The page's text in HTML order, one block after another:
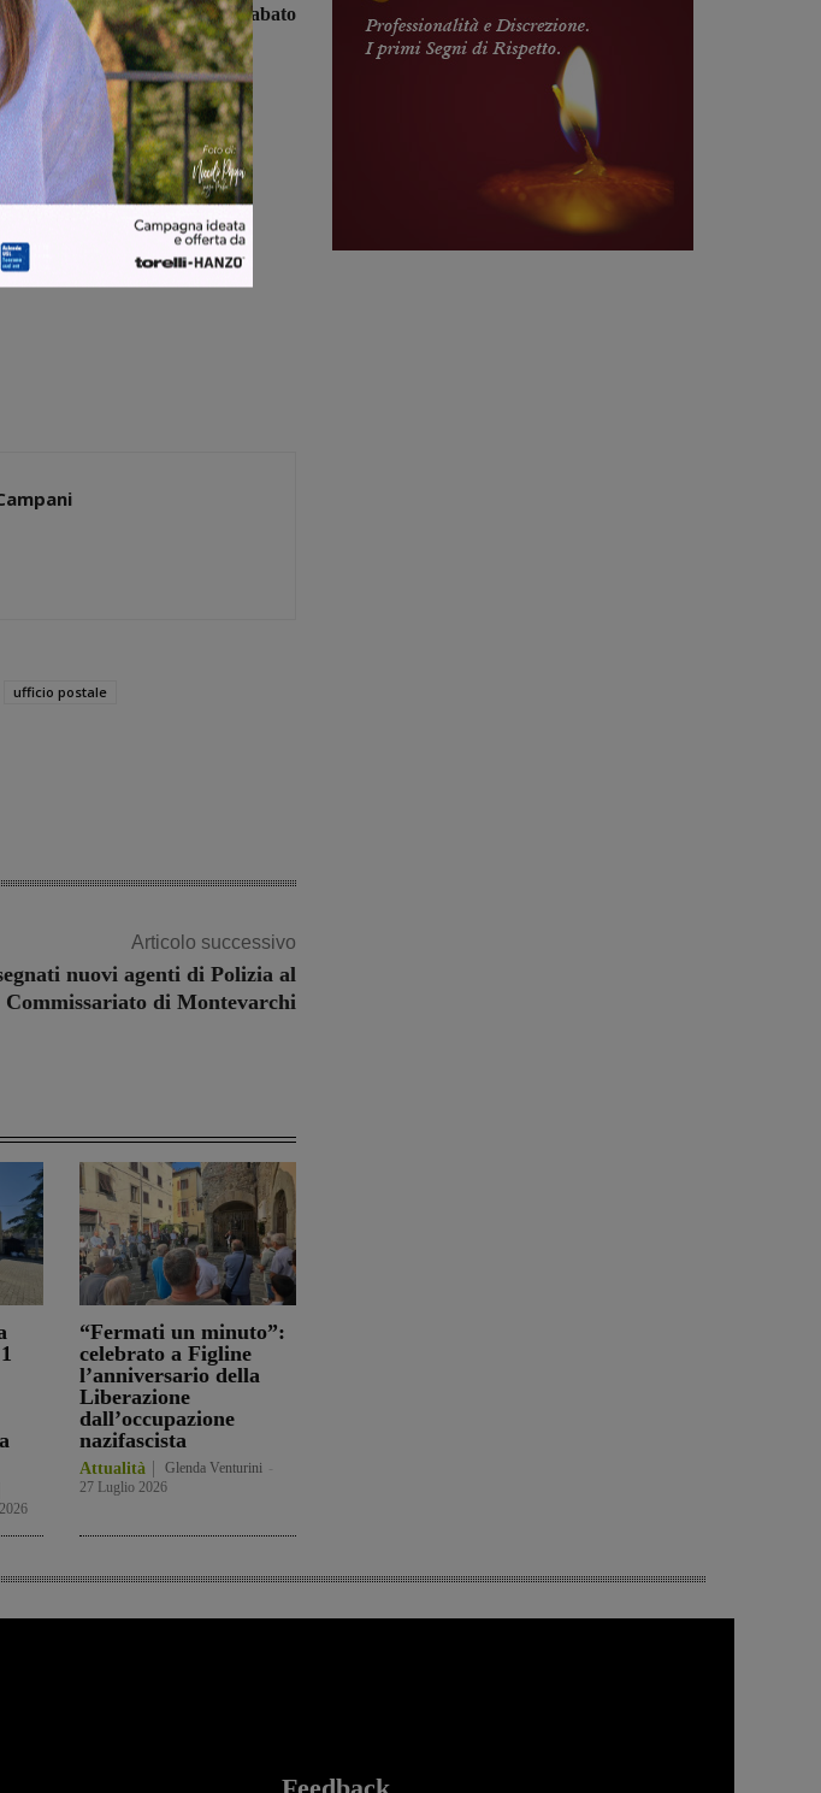
ore 8,20 alle ore 13,35, il sabato
ufficio postale
Articolo successivo
nuovi agenti di Polizia al
Commissariato di Montevarchi
“Fermati un minuto”:
celebrato a Figline
l’anniversario della
Liberazione
dall’occupazione
nazifascista
Attualità Glenda Venturini
27 Luglio 2026